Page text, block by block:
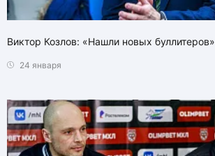
Виктор Козлов: «Нашли новых буллитеров»
24 января